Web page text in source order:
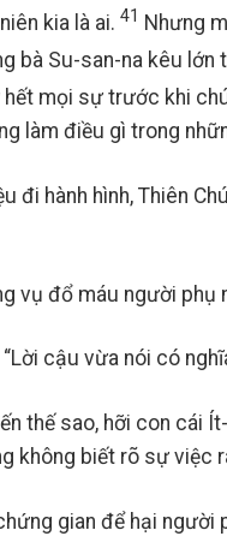
kia là ai. 41 Nhưng
bà Su-san-na kêu lớn
mọi sự trước khi
làm điều gì trong
đi hành hình, Thiên
vụ đổ máu người phụ
cậu vừa nói có
thế sao, hỡi con cái
không biết rõ sự việc
gian để hại người